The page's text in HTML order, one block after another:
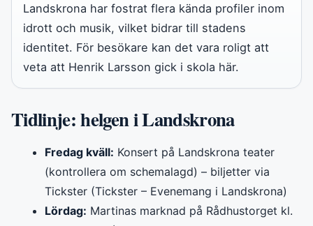
Landskrona har fostrat flera kända profiler inom
idrott och musik, vilket bidrar till stadens
identitet. För besökare kan det vara roligt att
veta att Henrik Larsson gick i skola här.
Tidlinje: helgen i Landskrona
Fredag kväll: Konsert på Landskrona teater
(kontrollera om schemalagd) – biljetter via
Tickster (Tickster – Evenemang i Landskrona)
Lördag: Martinas marknad på Rådhustorget kl.